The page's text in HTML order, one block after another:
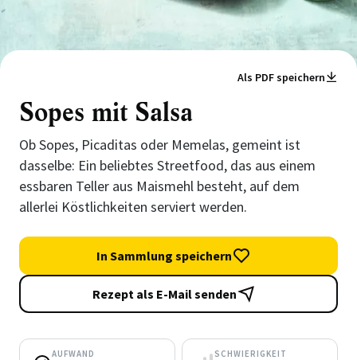
Als PDF speichern
Sopes mit Salsa
Ob Sopes, Picaditas oder Memelas, gemeint ist
dasselbe: Ein beliebtes Streetfood, das aus einem
essbaren Teller aus Maismehl besteht, auf dem
allerlei Köstlichkeiten serviert werden.
In Sammlung speichern
Rezept als E-Mail senden
AUFWAND SCHWIERIGKEIT